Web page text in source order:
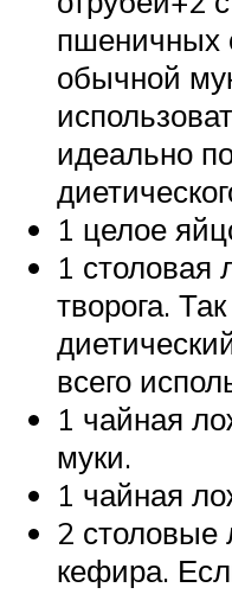
пшеничных
обычной
идеально
1 целое
1 столовая
творога.
всего
1 чайная
муки.
1 чайная
2 столовые
кефира.